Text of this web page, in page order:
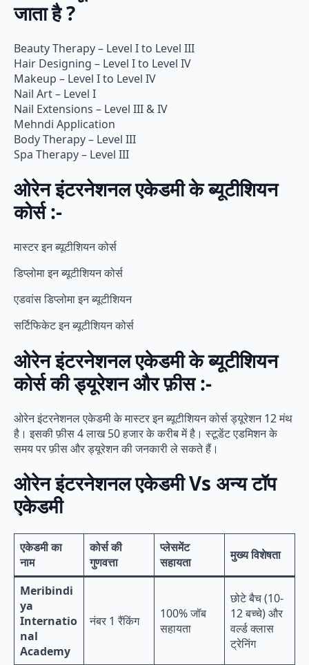
जाता है ?
Beauty Therapy – Level I to Level III
Hair Designing – Level I to Level IV
Makeup – Level I to Level IV
Nail Art – Level I
Nail Extensions – Level III & IV
Mehndi Application
Body Therapy – Level III
Spa Therapy – Level III
ओरेन इंटरनेशनल एकेडमी के ब्यूटीशियन
कोर्स :-
मास्टर इन ब्यूटीशियन कोर्स
डिप्लोमा इन ब्यूटीशियन कोर्स
एडवांस डिप्लोमा इन ब्यूटीशियन
सर्टिफिकेट इन ब्यूटीशियन कोर्स
ओरेन इंटरनेशनल एकेडमी के ब्यूटीशियन
कोर्स की ड्यूरेशन और फ़ीस :-
ओरेन इंटरनेशनल एकेडमी के मास्टर इन ब्यूटीशियन कोर्स ड्यूरेशन 12 मंथ
है। इसकी फ़ीस 4 लाख 50 हजार के करीब में है। स्टूडेंट एडमिशन के
समय पर फ़ीस और ड्यूरेशन की जनकारी ले सकते हैं।
ओरेन इंटरनेशनल एकेडमी Vs अन्य टॉप
एकेडमी
एकेडमी का
नाम
कोर्स की
गुणवत्ता
प्लेसमेंट
सहायता
मुख्य विशेषता
Meribindi
ya
Internatio
nal
Academy
नंबर 1 रैंकिंग
100% जॉब
सहायता
छोटे बैच (10-
12 बच्चे) और
वर्ल्ड क्लास
ट्रेनिंग